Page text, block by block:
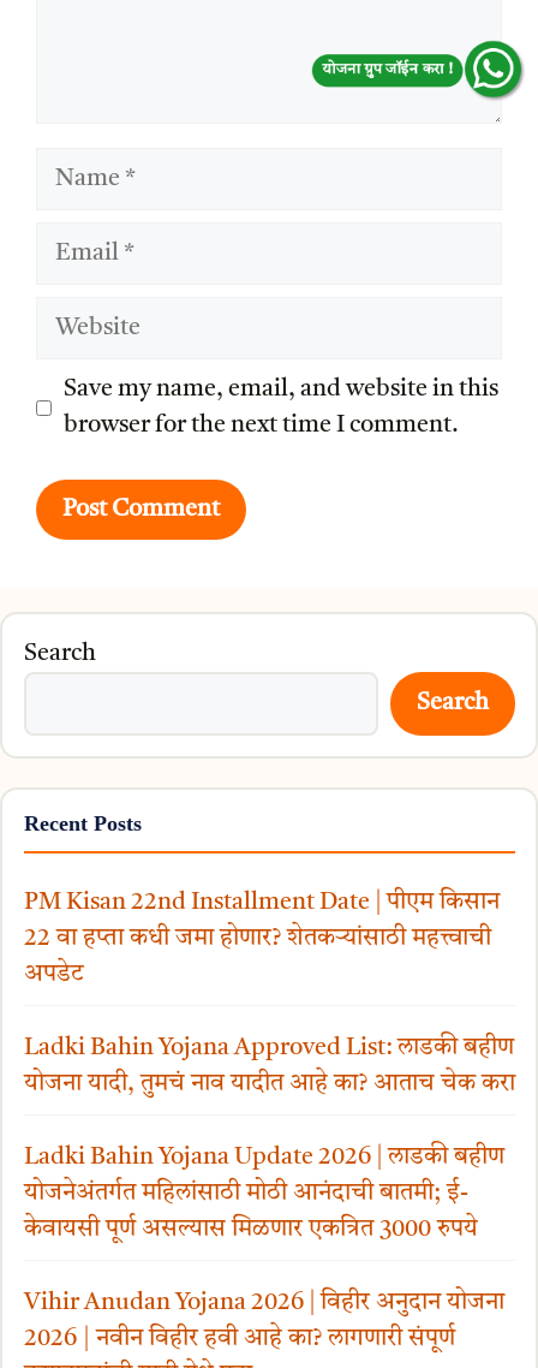
Name
Email
Website
Save my name, email, and website in this
browser for the next time I comment.
Search
Search
Recent Posts
PM Kisan 22nd Installment Date | पीएम किसान
22 वा हप्ता कधी जमा होणार? शेतकऱ्यांसाठी महत्त्वाची
अपडेट
Ladki Bahin Yojana Approved List: लाडकी बहीण
योजना यादी, तुमचं नाव यादीत आहे का? आताच चेक करा
Ladki Bahin Yojana Update 2026 | लाडकी बहीण
योजनेअंतर्गत महिलांसाठी मोठी आनंदाची बातमी; ई-
केवायसी पूर्ण असल्यास मिळणार एकत्रित 3000 रुपये
Vihir Anudan Yojana 2026 | विहीर अनुदान योजना
2026 | नवीन विहीर हवी आहे का? लागणारी संपूर्ण
योजना ग्रुप जॉईन करा !